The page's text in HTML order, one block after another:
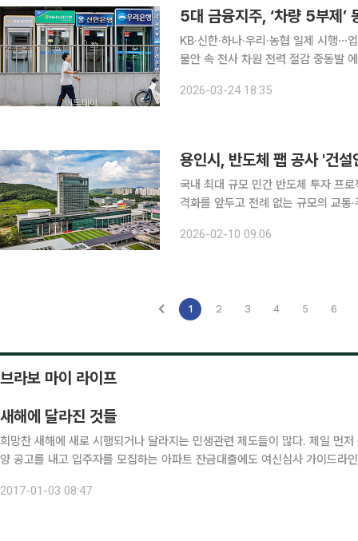
5대 금융지주, ‘차량 5부제
KB·신한·하나·우리·농협 일제 시행⋯
불안 속 전사 차원 전력 절감 중동발 에너지 위기 우려가 커지면서 금융그룹들이 정부의 ‘차량 5부
되는 흐름이다. 24일 금융권
2026-03-24 18:35
국내 최대 규모 민간 반도체 투자 프
격화를 앞두고 전례 없는 규모의 교통·주차대책을 가동한다.
특례시는 9일 시청 별관 회의실에서 '
2026-02-10 09:06
1 2 3 4 5 6
브라보 마이 라이프
새해에 달라진 것들
희망찬 새해에 새로 시행되거나 달라지는 민생관련 제도들이 많다. 제일 먼저 눈에 띄는 것이 잔금대출 요건 강화다. 내년 1월 1일 이후 분
양 공고를 내고 입주자를 모집하는 아파트 잔금대출에도 여신심사 가이드라
2017-01-03 08:47